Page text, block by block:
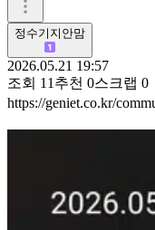
정수기지안맘
2026.05.21 19:57
조회 11 추천 0스크랩 0
https://geniet.co.kr/